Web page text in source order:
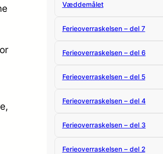
Væddemålet
Ferieoverraskelsen – del 7
Ferieoverraskelsen – del 6
Ferieoverraskelsen – del 5
Ferieoverraskelsen – del 4
Ferieoverraskelsen – del 3
Ferieoverraskelsen – del 2